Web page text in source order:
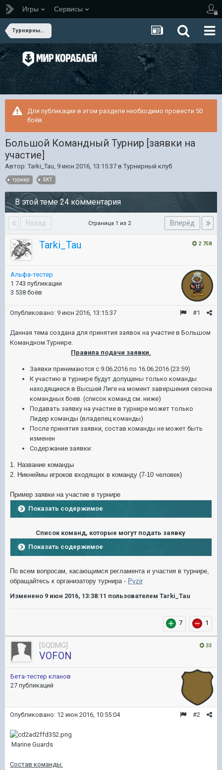
Игры Сервисы
Турнирный клуб
Для публикации в этом разделе необходимо провести 50
боёв.
Большой Командный Турнир [заявки на
участие]
Автор: Tarki_Tau, 9 июн 2016, 13:15:37 в Турнирный клуб
турнир БКТ
В этой теме 24 комментария
Назад Вперёд
Страница 1 из 2
2 758
Tarki_Tau
Альфа-тестер
1 743 публикации
3 538 боёв
#1
Опубликовано: 9 июн 2016, 13:15:37
Данная тема создана для принятия заявок на участие в Большом
Командном Турнире.
Правила подачи заявки.
Заявки принимаются с 9.06.2016 по 16.06.2016 (23:59)
К участию в турнире будут допущены только команды
находящиеся в Высшей Лиге на момент завершения сезона
командных боев. (список команд см. ниже)
Подавать заявку на участие в турнире может только
Лидер команды (владелец команды)
После принятия заявки, состав команды не может быть
изменен
Содержание заявки:
1. Название команды
2. Никнеймы игроков входящих в команду (7-10 человек)
Пример заявки на участие в турнире
Показать содержимое
Список команд, которые могут подать заявку
Показать содержимое
По всем вопросам, касающимся регламента и участия в турнире,
обращайтесь к организатору турнира - Pyzir
Изменено 9 июн 2016, 13:38:11 пользователем Tarki_Tau
7 1
33
[SQDMG]
VOFON
Бета-тестер кланов
27 публикаций
#2
Опубликовано: 12 июн 2016, 10:55:04
Marine Guards
Состав команды: